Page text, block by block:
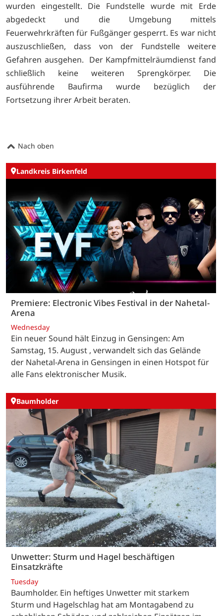
wurden eingestellt. Die Fundstelle wurde mit Erde
abgedeckt und die Umgebung mittels
Feuerwehrkräften für Fußgänger gesperrt. Es war nicht
auszuschließen, dass von der Fundstelle weitere
Gefahren ausgehen. Der Kampfmittelräumdienst fand
schließlich keine weiteren Sprengkörper. Die
ausführende Baufirma wurde bezüglich der
Fortsetzung ihrer Arbeit beraten.
Nach oben
Landkreis Birkenfeld
Premiere: Electronic Vibes Festival in der Nahetal-
Arena
Wednesday
Ein neuer Sound hält Einzug in Gensingen: Am
Samstag, 15. August , verwandelt sich das Gelände
der Nahetal-Arena in Gensingen in einen Hotspot für
alle Fans elektronischer Musik.
Baumholder
Unwetter: Sturm und Hagel beschäftigen
Einsatzkräfte
Tuesday
Baumholder. Ein heftiges Unwetter mit starkem
Sturm und Hagelschlag hat am Montagabend zu